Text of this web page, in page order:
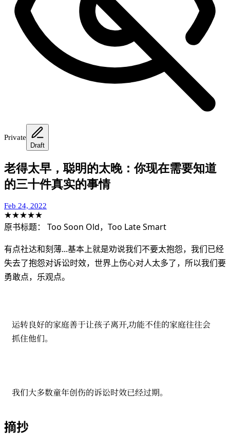
Private
Draft
老得太早，聪明的太晚：你现在需要知道
的三十件真实的事情
Feb 24, 2022
★★★★★
原书标题： Too Soon Old，Too Late Smart
有点社达和刻薄...基本上就是劝说我们不要太抱怨，我们已经
失去了抱怨对诉讼时效，世界上伤心对人太多了，所以我们要
勇敢点，乐观点。
运转良好的家庭善于让孩子离开,功能不佳的家庭往往会
抓住他们。
我们大多数童年创伤的诉讼时效已经过期。
摘抄